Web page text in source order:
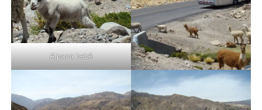
Alpaca bebê